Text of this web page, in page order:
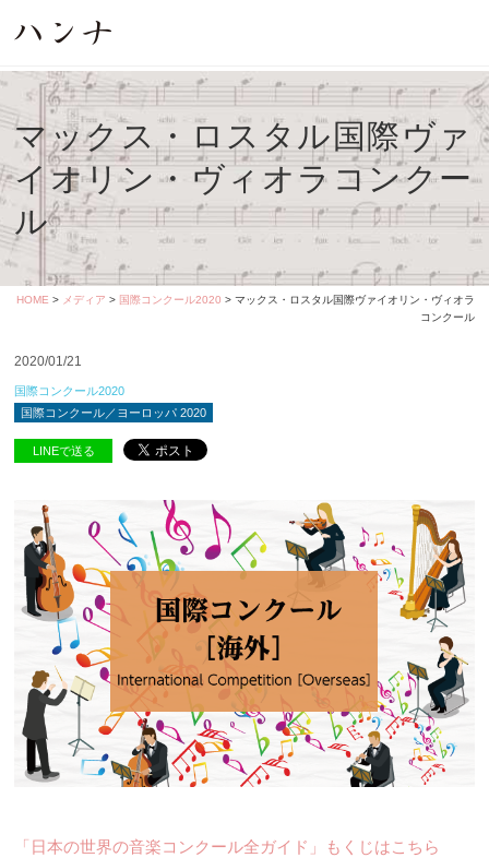
マックス・ロスタル国際ヴァ
イオリン・ヴィオラコンクー
ル
HOME > メディア > 国際コンクール2020 > マックス・ロスタル国際ヴァイオリン・ヴィオラ
コンクール
2020/01/21
国際コンクール2020
国際コンクール／ヨーロッパ 2020
LINEで送る
「日本の世界の音楽コンクール全ガイド」もくじはこちら